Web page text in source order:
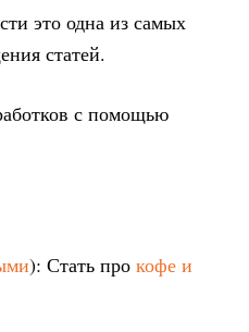
это одна из самых
статей.
с помощью
): Стать прокофе и